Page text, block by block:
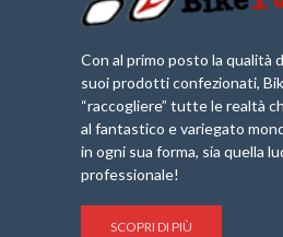
Con al primo posto la qualità
suoi prodotti confezionati,
“raccogliere” tutte le realtà
al fantastico e variegato
in ogni sua forma, sia quella
professionale!
SCOPRI DI PIÙ